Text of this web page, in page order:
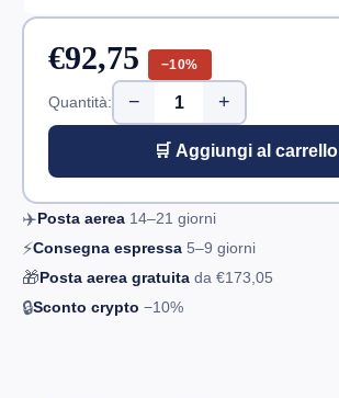
€92,75 −10%
Quantità: − +
🛒 Aggiungi al carrello
✈️Posta aerea 14–21 giorni
⚡Consegna espressa 5–9 giorni
🎁Posta aerea gratuita da €173,05
🔒Sconto crypto −10%